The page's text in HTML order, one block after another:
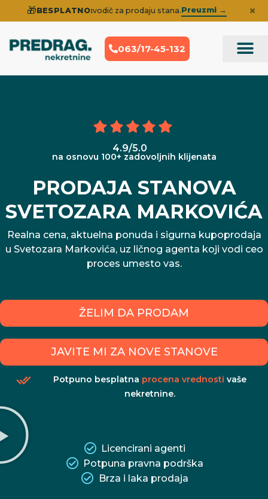
🎁BESPLATNO:vodič za prodaju stana.Preuzmi → ×
063/17-45-132
4.9/5.0
na osnovu 100+ zadovoljnih klijenata
PRODAJA STANOVA
SVETOZARA MARKOVIĆA
Realna cena, aktuelna ponuda i sigurna kupoprodaja
u Svetozara Markovića, uz ličnog agenta koji vodi ceo
proces umesto vas.
ŽELIM DA PRODAM
JAVITE MI ZA NOVE STANOVE
Potpuno besplatna procena vrednosti vaše
nekretnine.
Licencirani agenti
Potpuna pravna podrška
Brza i laka prodaja